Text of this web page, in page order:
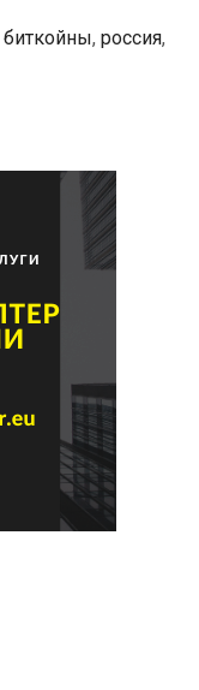
биткойны, россия,